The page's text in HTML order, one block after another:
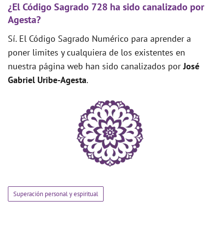
¿El Código Sagrado 728 ha sido canalizado por
Agesta?
Sí. El Código Sagrado Numérico para aprender a
poner limites y cualquiera de los existentes en
nuestra página web han sido canalizados porJosé
Gabriel Uribe-Agesta.
Superación personal y espiritual